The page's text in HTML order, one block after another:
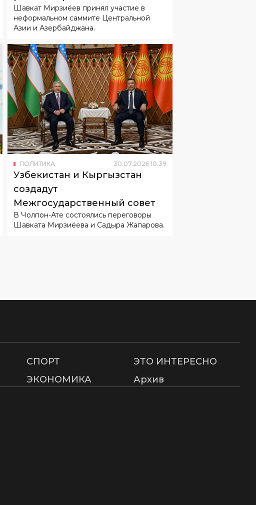
ПОЛИТИКА 30.07.2026 10:39
Узбекистан и Кыргызстан
создадут
Межгосударственный совет
В Чолпон-Ате состоялись переговоры
СПОРТ
ЭТО ИНТЕРЕСНО
ЭКОНОМИКА Архив